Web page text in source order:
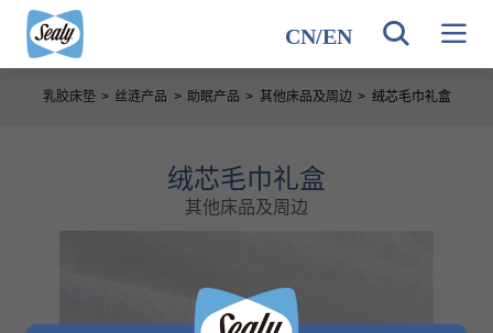
CN/EN
乳胶床垫 > 丝涟产品 > 助眠产品 > 其他床品及周边 > 绒芯毛巾礼盒
绒芯毛巾礼盒
其他床品及周边